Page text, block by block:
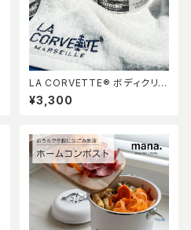
LA CORVETTE®︎ ボディクリー
ム オリーブ＆シアバター 200m
L ラ・コルベット
¥3,300